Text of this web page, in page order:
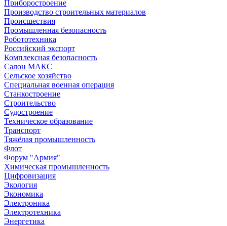
Приборостроение
Производство строительных материалов
Происшествия
Промышленная безопасность
Робототехника
Российский экспорт
Комплексная безопасность
Салон МАКС
Сельское хозяйство
Специальная военная операция
Станкостроение
Строительство
Судостроение
Техническое образование
Транспорт
Тяжёлая промышленность
Флот
Форум "Армия"
Химическая промышленность
Цифровизация
Экология
Экономика
Электроника
Электротехника
Энергетика